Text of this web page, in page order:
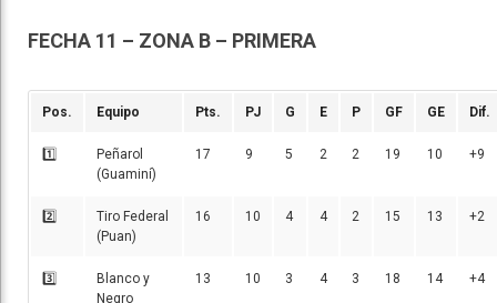
FECHA 11 – ZONA B – PRIMERA
Pos. Equipo Pts. PJ G E P GF GE Dif.
1️⃣
Peñarol
(Guaminí)
17 9 5 2 2 19 10 +9
2️⃣
Tiro Federal
(Puan)
16 10 4 4 2 15 13 +2
3️⃣
Blanco y
Negro
13 10 3 4 3 18 14 +4